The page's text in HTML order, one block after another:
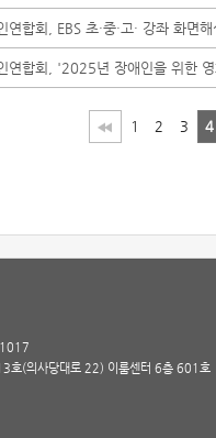
연합회, EBS 초·중·고· 강좌 화면
연합회, '2025년 장애인을 위한
1 2 3 4
호(의사당대로 22) 이룸센터 6층 601호